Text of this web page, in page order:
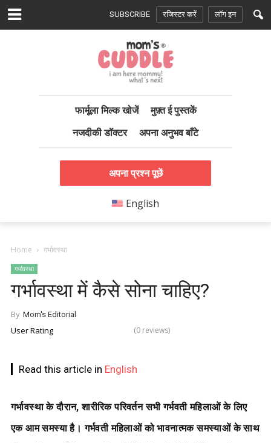
SUBSCRIBE रजिस्टर करें लॉग इन
फार्मूला मिल्क खोजें
मुफ़्त ई पुस्तकें
नजदीकी डॉक्टर
अपना अनुभव बाँटे
अपना प्रश्न पूछें
English
Home गर्भावस्था
गर्भावस्था
गर्भावस्था में कैसे सोना चाहिए?
By Mom's Editorial
User Rating (0 reviews)
Read this article in English
गर्भावस्था के दौरान, शारीरिक परिवर्तन सभी गर्भवती महिलाओं के लिए
एक आम समस्या है। गर्भवती महिलाओं को भावनात्मक समस्याओं के साथ